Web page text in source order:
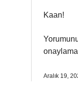
Kaan!
Aralık 19,